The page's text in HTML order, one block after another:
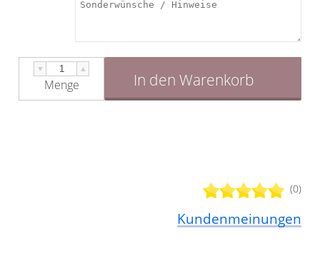
(0)
Kundenmeinungen
▼ ▲
Menge In den Warenkorb